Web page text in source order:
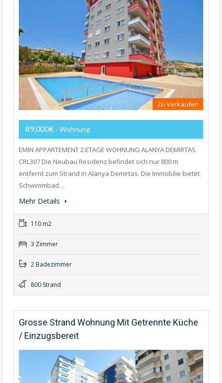
Zu Verkaufen
89,000€ - Wohnung
EMIN APPARTEMENT 2.ETAGE WOHNUNG ALANYA DEMIRTAS
CRL307 Die Neubau Residenz befindet sich nur 800 m
entfernt zum Strand in Alanya Demirtas. Die Immobilie bietet
Schwimmbad…
Mehr Details
110 m2
3 Zimmer
2 Badezimmer
800 Strand
Grosse Strand Wohnung Mit Getrennte Küche
/ Einzugsbereit